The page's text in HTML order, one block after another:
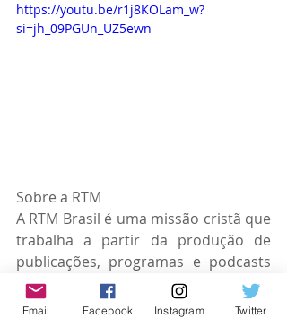
https://youtu.be/r1j8KOLam_w?
si=jh_09PGUn_UZ5ewn
Sobre a RTM
A RTM Brasil é uma missão cristã que
trabalha a partir da produção de
publicações, programas e podcasts
diversificados. A RTM faz parte da
Trans World Radio (TWR), rede global
Email Facebook Instagram Twitter